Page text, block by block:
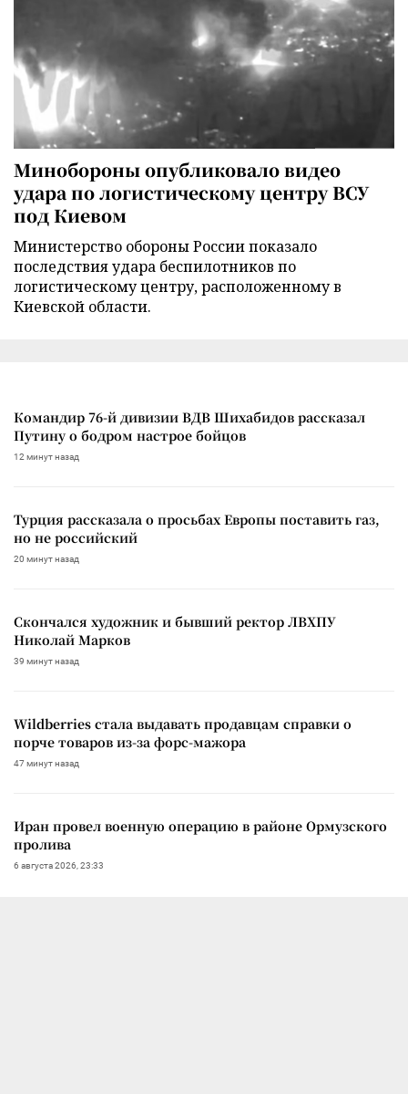
Минобороны опубликовало видео
удара по логистическому центру ВСУ
под Киевом
Министерство обороны России показало
последствия удара беспилотников по
логистическому центру, расположенному в
Киевской области.
Командир 76-й дивизии ВДВ Шихабидов рассказал
Путину о бодром настрое бойцов
12 минут назад
Турция рассказала о просьбах Европы поставить газ,
но не российский
20 минут назад
Скончался художник и бывший ректор ЛВХПУ
Николай Марков
39 минут назад
Wildberries стала выдавать продавцам справки о
порче товаров из-за форс-мажора
47 минут назад
Иран провел военную операцию в районе Ормузского
пролива
6 августа 2026, 23:33